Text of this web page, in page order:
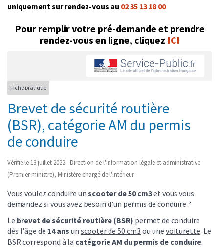
uniquement sur rendez-vous au 02 35 13 18 00
Pour remplir votre pré-demande et prendre
rendez-vous en ligne, cliquez ICI
Fiche pratique
Brevet de sécurité routière
(BSR), catégorie AM du permis
de conduire
Vérifié le 13 juillet 2022 - Direction de l'information légale et administrative
(Premier ministre), Ministère chargé de l'intérieur
Vous voulez conduire un scooter de 50 cm3et vous vous
demandez si vous avez besoin d'un permis de conduire ?
Le brevet de sécurité routière (BSR) permet de conduire
dès l'âge de 14 ans un scooter de 50 cm3 ou une voiturette. Le
BSR correspond à la catégorie AM du permis de conduire.